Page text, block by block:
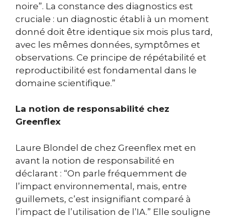
noire”. La constance des diagnostics est
cruciale : un diagnostic établi à un moment
donné doit être identique six mois plus tard,
avec les mêmes données, symptômes et
observations. Ce principe de répétabilité et
reproductibilité est fondamental dans le
domaine scientifique.”
La notion de responsabilité chez
Greenflex
Laure Blondel de chez Greenflex met en
avant la notion de responsabilité en
déclarant : “On parle fréquemment de
l’impact environnemental, mais, entre
guillemets, c’est insignifiant comparé à
l’impact de l’utilisation de l’IA.” Elle souligne